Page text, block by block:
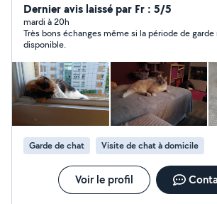
visages , soins des mains et pieds, je me
hauteur de 10 km autour de mon
domicile même le week-end). Je garde
domicile ou au domicile du chat, je suis
Je suis aussi femme de ménage et je
tout l Essonne. Si vous êtes intéressé.
Dernier avis laissé par Fr : 5/5
mardi à 20h
Très bons échanges même si la période de garde
disponible.
Garde de chat Visite de chat à domicile
Voir le profil